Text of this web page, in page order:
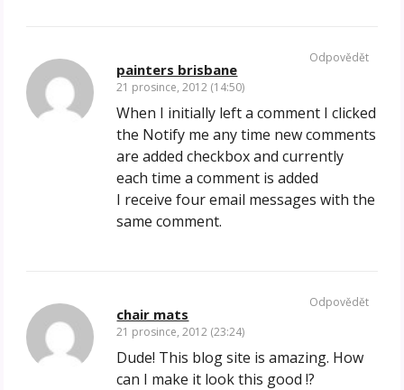
painters brisbane
21 prosince, 2012 (14:50)
When I initially left a comment I clicked
the Notify me any time new comments
are added checkbox and currently
each time a comment is added
I receive four email messages with the
same comment.
Odpovědět
chair mats
21 prosince, 2012 (23:24)
Dude! This blog site is amazing. How
can I make it look this good !?
Odpovědět